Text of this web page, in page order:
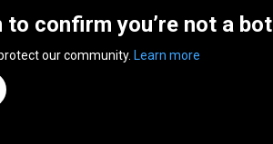
to confirm you’re not a bot
our community. Learn more